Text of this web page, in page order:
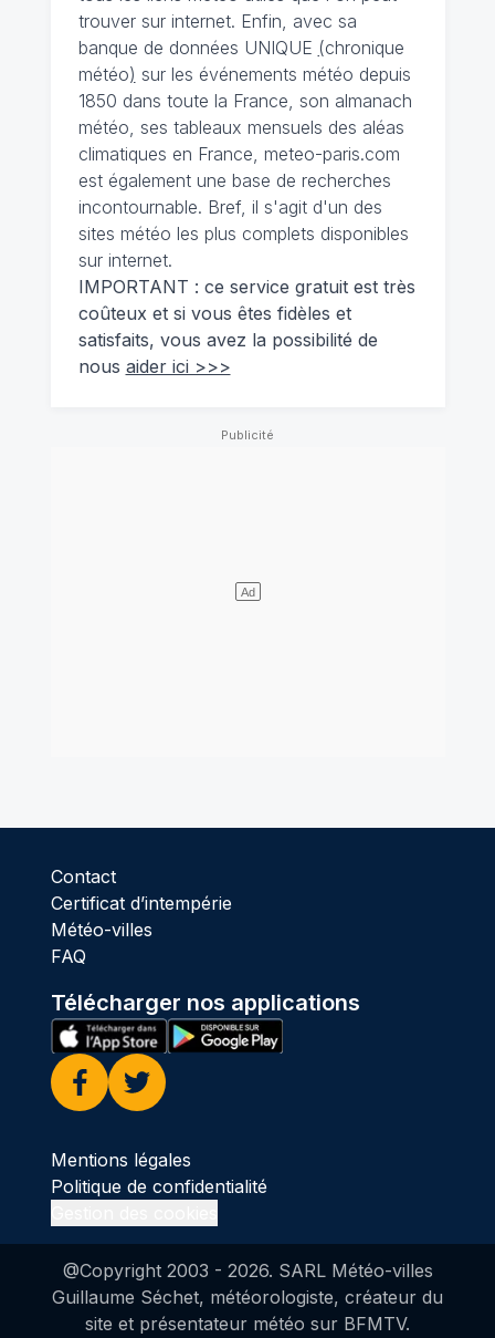
trouver sur internet. Enfin, avec sa
banque de données UNIQUE (chronique
météo) sur les événements météo depuis
1850 dans toute la France, son almanach
météo, ses tableaux mensuels des aléas
climatiques en France, meteo-paris.com
est également une base de recherches
incontournable. Bref, il s'agit d'un des
sites météo les plus complets disponibles
sur internet.
IMPORTANT : ce service gratuit est très
coûteux et si vous êtes fidèles et
satisfaits, vous avez la possibilité de
nous aider ici >>>
Contact
Certificat d’intempérie
Météo-villes
FAQ
Télécharger nos applications
Facebook
Twitter
Mentions légales
Politique de confidentialité
@Copyright 2003 - 2026. SARL Météo-villes
Guillaume Séchet, météorologiste, créateur du
site et présentateur météo sur BFMTV.